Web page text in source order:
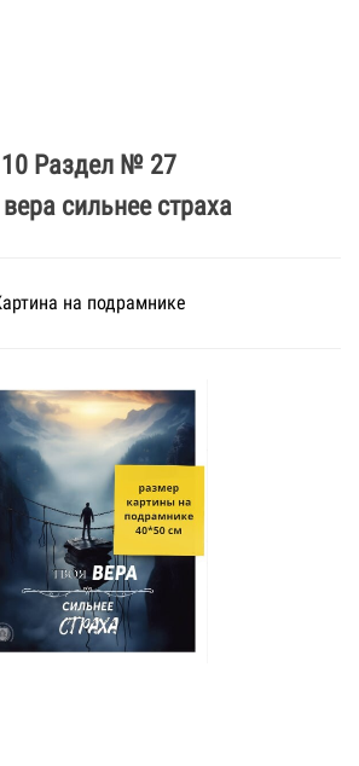
10 Раздел № 27
сильнее страха
на подрамнике